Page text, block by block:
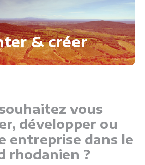
& créer
vous
développer ou
entreprise dans le
rhodanien ?